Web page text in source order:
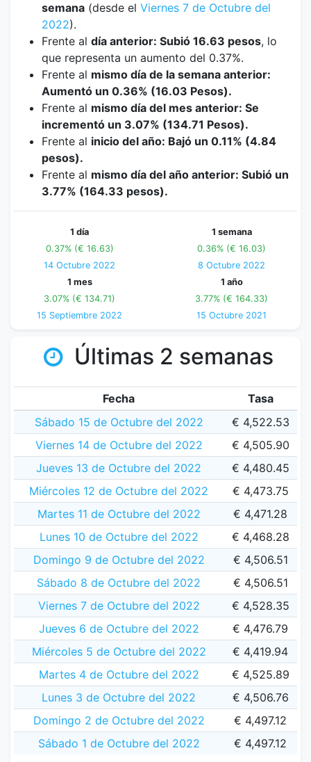
semana (desde el Viernes 7 de Octubre del
2022).
Frente al día anterior: Subió 16.63 pesos, lo
que representa un aumento del 0.37%.
Frente al mismo día de la semana anterior:
Aumentó un 0.36% (16.03 Pesos).
Frente al mismo día del mes anterior: Se
incrementó un 3.07% (134.71 Pesos).
Frente al inicio del año: Bajó un 0.11% (4.84
pesos).
Frente al mismo día del año anterior: Subió un
3.77% (164.33 pesos).
1 día
0.37% (€ 16.63)
14 Octubre 2022
1 semana
0.36% (€ 16.03)
8 Octubre 2022
1 mes
3.07% (€ 134.71)
15 Septiembre 2022
1 año
3.77% (€ 164.33)
15 Octubre 2021
Últimas 2 semanas
Fecha
Tasa
Sábado 15 de Octubre del 2022
€ 4,522.53
Viernes 14 de Octubre del 2022
€ 4,505.90
Jueves 13 de Octubre del 2022
€ 4,480.45
Miércoles 12 de Octubre del 2022
€ 4,473.75
Martes 11 de Octubre del 2022
€ 4,471.28
Lunes 10 de Octubre del 2022
€ 4,468.28
Domingo 9 de Octubre del 2022
€ 4,506.51
Sábado 8 de Octubre del 2022
€ 4,506.51
Viernes 7 de Octubre del 2022
€ 4,528.35
Jueves 6 de Octubre del 2022
€ 4,476.79
Miércoles 5 de Octubre del 2022
€ 4,419.94
Martes 4 de Octubre del 2022
€ 4,525.89
Lunes 3 de Octubre del 2022
€ 4,506.76
Domingo 2 de Octubre del 2022
€ 4,497.12
Sábado 1 de Octubre del 2022
€ 4,497.12